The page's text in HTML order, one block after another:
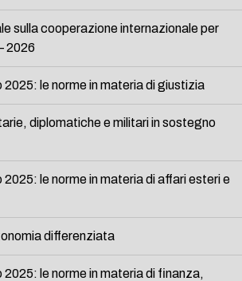
sulla cooperazione internazionale per
2026
le norme in materia di giustizia
diplomatiche e militari in sostegno
le norme in materia di affari esteri e
differenziata
le norme in materia di finanza,